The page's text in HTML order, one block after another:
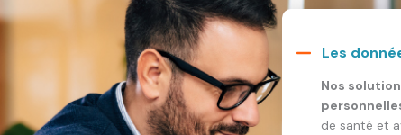
Les
Nos
de santé et